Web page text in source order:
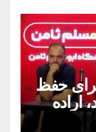
حفظ
اراده